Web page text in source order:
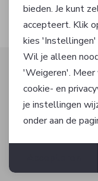
Altijd als
Schrijf je in voor
gelijk €5,- korting!
Terug
bieden. Je kunt
accepteert. Klik
kies 'Instellingen'
Wil je alleen
'Weigeren'.
cookie- en
je instellingen
onder aan de